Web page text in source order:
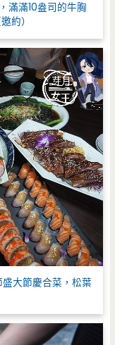
滿滿10盎司的牛胸
約）
大節慶合菜，松葉